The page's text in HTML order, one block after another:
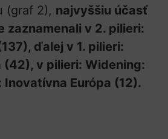
(graf 2), najvyššiu účasť
zaznamenali v 2. pilieri:
ďalej v 1. pilieri:
(42), v pilieri: Widening:
Inovatívna Európa (12).